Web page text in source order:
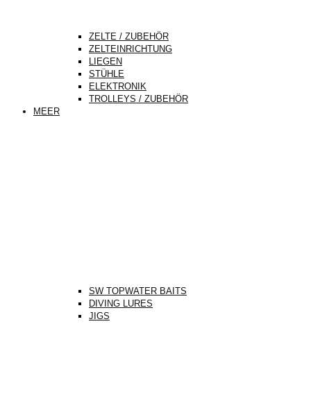
ZELTE / ZUBEHÖR
ZELTEINRICHTUNG
LIEGEN
STÜHLE
ELEKTRONIK
TROLLEYS / ZUBEHÖR
MEER
SW TOPWATER BAITS
DIVING LURES
JIGS